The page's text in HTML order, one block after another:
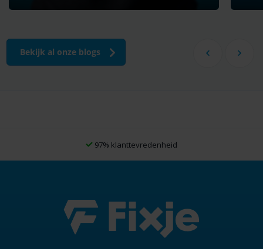
Bekijk al onze blogs
97% klanttevredenheid